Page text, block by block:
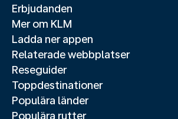
Erbjudanden
Mer om KLM
Ladda ner appen
Relaterade webbplatser
Reseguider
Toppdestinationer
Populära länder
Populära rutter